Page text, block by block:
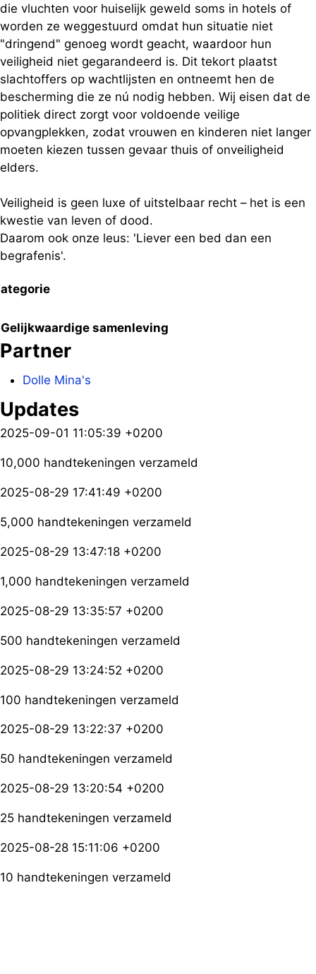
die vluchten voor huiselijk geweld soms in hotels of
worden ze weggestuurd omdat hun situatie niet
"dringend" genoeg wordt geacht, waardoor hun
veiligheid niet gegarandeerd is. Dit tekort plaatst
slachtoffers op wachtlijsten en ontneemt hen de
bescherming die ze nú nodig hebben. Wij eisen dat de
politiek direct zorgt voor voldoende veilige
opvangplekken, zodat vrouwen en kinderen niet langer
moeten kiezen tussen gevaar thuis of onveiligheid
elders.
Veiligheid is geen luxe of uitstelbaar recht – het is een
kwestie van leven of dood.
Daarom ook onze leus: 'Liever een bed dan een
begrafenis'.
Gelijkwaardige samenleving
Partner
Dolle Mina's
Updates
2025-09-01 11:05:39 +0200
10,000 handtekeningen verzameld
2025-08-29 17:41:49 +0200
5,000 handtekeningen verzameld
2025-08-29 13:47:18 +0200
1,000 handtekeningen verzameld
2025-08-29 13:35:57 +0200
500 handtekeningen verzameld
2025-08-29 13:24:52 +0200
100 handtekeningen verzameld
2025-08-29 13:22:37 +0200
50 handtekeningen verzameld
2025-08-29 13:20:54 +0200
25 handtekeningen verzameld
2025-08-28 15:11:06 +0200
10 handtekeningen verzameld